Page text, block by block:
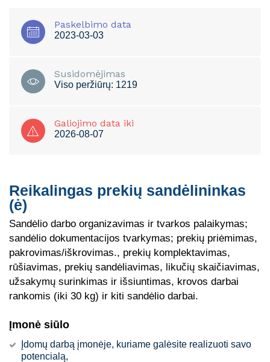
Paskelbimo data
2023-03-03
Susidomėjimas
Viso peržiūrų: 1219
Galiojimo data iki
2026-08-07
Reikalingas prekių sandėlininkas
(ė)
Sandėlio darbo organizavimas ir tvarkos palaikymas;
sandėlio dokumentacijos tvarkymas; prekių priėmimas,
pakrovimas/iškrovimas., prekių komplektavimas,
rūšiavimas, prekių sandėliavimas, likučių skaičiavimas,
užsakymų surinkimas ir išsiuntimas, krovos darbai
rankomis (iki 30 kg) ir kiti sandėlio darbai.
Įmonė siūlo
Įdomų darbą įmonėje, kuriame galėsite realizuoti savo
potencialą,